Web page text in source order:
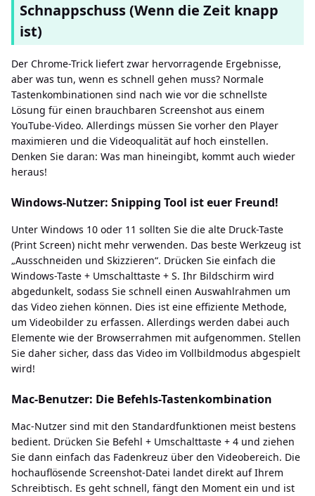
Schnappschuss (Wenn die Zeit knapp
ist)
Der Chrome-Trick liefert zwar hervorragende Ergebnisse,
aber was tun, wenn es schnell gehen muss? Normale
Tastenkombinationen sind nach wie vor die schnellste
Lösung für einen brauchbaren Screenshot aus einem
YouTube-Video. Allerdings müssen Sie vorher den Player
maximieren und die Videoqualität auf hoch einstellen.
Denken Sie daran: Was man hineingibt, kommt auch wieder
heraus!
Windows-Nutzer: Snipping Tool ist euer Freund!
Unter Windows 10 oder 11 sollten Sie die alte Druck-Taste
(Print Screen) nicht mehr verwenden. Das beste Werkzeug ist
„Ausschneiden und Skizzieren“. Drücken Sie einfach die
Windows-Taste + Umschalttaste + S. Ihr Bildschirm wird
abgedunkelt, sodass Sie schnell einen Auswahlrahmen um
das Video ziehen können. Dies ist eine effiziente Methode,
um Videobilder zu erfassen. Allerdings werden dabei auch
Elemente wie der Browserrahmen mit aufgenommen. Stellen
Sie daher sicher, dass das Video im Vollbildmodus abgespielt
wird!
Mac-Benutzer: Die Befehls-Tastenkombination
Mac-Nutzer sind mit den Standardfunktionen meist bestens
bedient. Drücken Sie Befehl + Umschalttaste + 4 und ziehen
Sie dann einfach das Fadenkreuz über den Videobereich. Die
hochauflösende Screenshot-Datei landet direkt auf Ihrem
Schreibtisch. Es geht schnell, fängt den Moment ein und ist